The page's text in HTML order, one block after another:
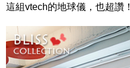
這組vtech的地球儀，也超讚！